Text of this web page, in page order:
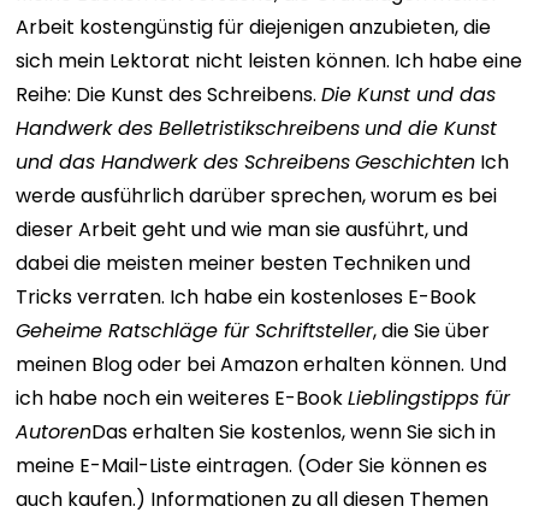
Arbeit kostengünstig für diejenigen anzubieten, die
sich mein Lektorat nicht leisten können. Ich habe eine
Reihe: Die Kunst des Schreibens.Die Kunst und das
Handwerk des Belletristikschreibens und die Kunst
und das Handwerk des SchreibensGeschichten Ich
werde ausführlich darüber sprechen, worum es bei
dieser Arbeit geht und wie man sie ausführt, und
dabei die meisten meiner besten Techniken und
Tricks verraten. Ich habe ein kostenloses E-Book
Geheime Ratschläge für Schriftsteller, die Sie über
meinen Blog oder bei Amazon erhalten können. Und
ich habe noch ein weiteres E-BookLieblingstipps für
AutorenDas erhalten Sie kostenlos, wenn Sie sich in
meine E-Mail-Liste eintragen. (Oder Sie können es
auch kaufen.) Informationen zu all diesen Themen